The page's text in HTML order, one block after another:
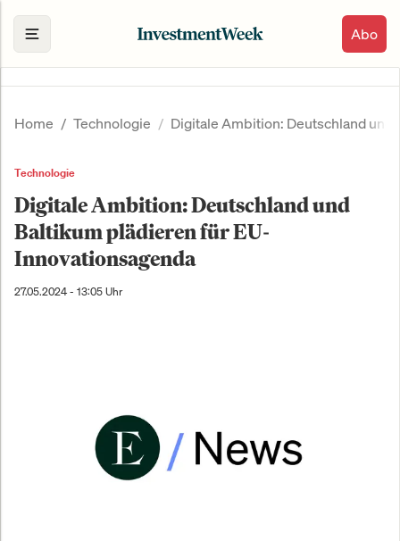
Abo
Home Technologie Digitale Ambition: Deutschland
Technologie
Digitale Ambition: Deutschland und
Baltikum plädieren für EU-
Innovationsagenda
27.05.2024 - 13:05 Uhr